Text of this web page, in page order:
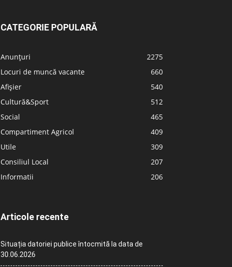
CATEGORIE POPULARĂ
Anunțuri
2275
Locuri de muncă vacante
660
Afișier
540
Cultură&Sport
512
Social
465
Compartiment Agricol
409
Utile
309
Consiliul Local
207
Informatii
206
Articole recente
Situația datoriei publice întocmită la data de
30.06.2026